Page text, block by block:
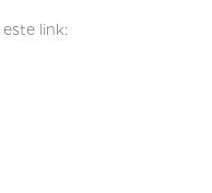
link: